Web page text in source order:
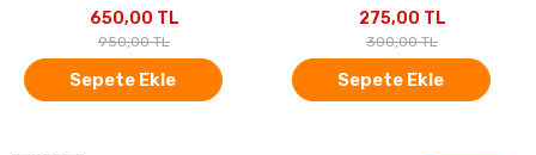
Çakmak Gazı650,00 TL
950,00 TL
Sepete Ekle
275,00 TL
300,00 TL
Sepete Ekle